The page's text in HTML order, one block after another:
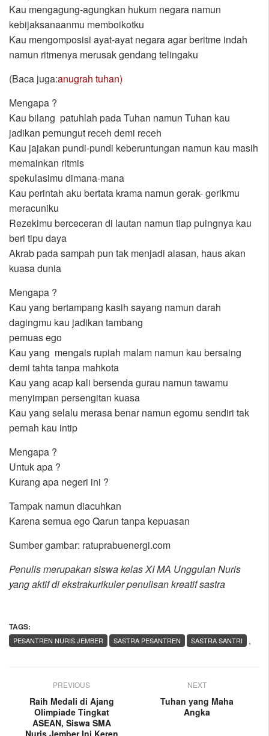
Kau mengagung-agungkan hukum negara namun
kebijaksanaanmu memboikotku
Kau mengomposisi ayat-ayat negara agar beritme indah
namun ritmenya merusak gendang telingaku
(Baca juga:anugrah tuhan)
Mengapa ?
Kau bilang patuhlah pada Tuhan namun Tuhan kau
jadikan pemungut receh demi receh
Kau jajakan pundi-pundi keberuntungan namun kau masih
memainkan ritmis
spekulasimu dimana-mana
Kau perintah aku bertata krama namun gerak- gerikmu
meracuniku
Rezekimu berceceran di lautan namun tiap puingnya kau
beri tipu daya
Akrab pada sampah pun tak menjadi alasan, haus akan
kuasa dunia
Mengapa ?
Kau yang bertampang kasih sayang namun darah
dagingmu kau jadikan tambang
pemuas ego
Kau yang mengais rupiah malam namun kau bersaing
demi tahta tanpa mahkota
Kau yang acap kali bersenda gurau namun tawamu
menyimpan persengitan kuasa
Kau yang selalu merasa benar namun egomu sendiri tak
pernah kau intip
Mengapa ?
Untuk apa ?
Kurang apa negeri ini ?
Tampak namun diacuhkan
Karena semua ego Qarun tanpa kepuasan
Sumber gambar: ratuprabuenergi.com
Penulis merupakan siswa kelas XI MA Unggulan Nuris
yang aktif di ekstrakurikuler penulisan kreatif sastra
TAGS:
,
PESANTREN NURIS JEMBER SASTRA PESANTREN SASTRA SANTRI
PREVIOUS
Raih Medali di Ajang
Olimpiade Tingkat
ASEAN, Siswa SMA
NEXT
Tuhan yang Maha
Angka